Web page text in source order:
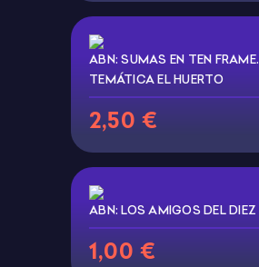
ABN: SUMAS EN TEN FRAME.
TEMÁTICA EL HUERTO
2,50 €
ABN: LOS AMIGOS DEL DIEZ
1,00 €